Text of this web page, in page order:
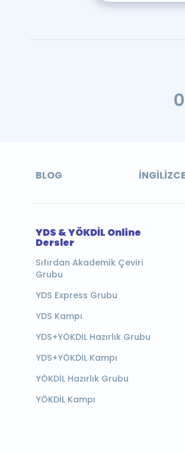
BLOG
YDS & YÖKDİL Online
Dersler
Sıfırdan Akademik Çeviri
Grubu
YDS Express Grubu
YDS Kampı
YDS+YÖKDİL Hazırlık Grubu
YDS+YÖKDİL Kampı
YÖKDİL Hazırlık Grubu
YÖKDİL Kampı